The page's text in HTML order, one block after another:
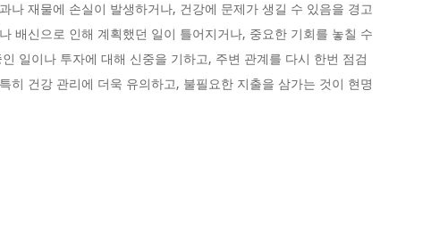
나 재물에 손실이 발생하거나, 건강에 문제가 생길 수 있음을 경고
배신으로 인해 계획했던 일이 틀어지거나, 중요한 기회를 놓칠 수
일이나 투자에 대해 신중을 기하고, 주변 관계를 다시 한번 점검
히 건강 관리에 더욱 유의하고, 불필요한 지출을 삼가는 것이 현명